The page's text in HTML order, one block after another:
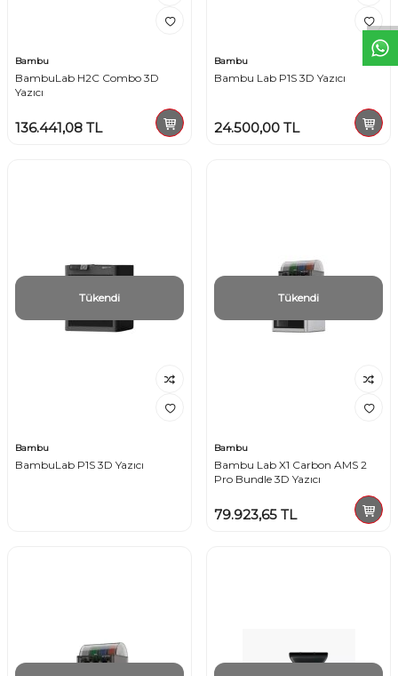
Bambu
BambuLab H2C Combo 3D
Yazıcı
136.441,08 TL
Bambu
Bambu Lab P1S 3D Yazıcı
24.500,00 TL
Tükendi
Bambu
BambuLab P1S 3D Yazıcı
Tükendi
Bambu
Bambu Lab X1 Carbon AMS 2
Pro Bundle 3D Yazıcı
79.923,65 TL